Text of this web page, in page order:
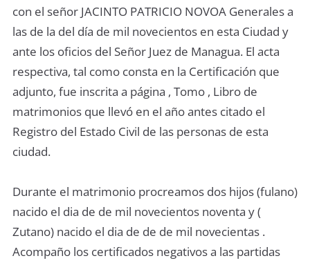
con el señor JACINTO PATRICIO NOVOA Generales a
las de la del día de mil novecientos en esta Ciudad y
ante los oficios del Señor Juez de Managua. El acta
respectiva, tal como consta en la Certificación que
adjunto, fue inscrita a página , Tomo , Libro de
matrimonios que llevó en el año antes citado el
Registro del Estado Civil de las personas de esta
ciudad.
Durante el matrimonio procreamos dos hijos (fulano)
nacido el dia de de mil novecientos noventa y (
Zutano) nacido el dia de de de mil novecientas .
Acompaño los certificados negativos a las partidas